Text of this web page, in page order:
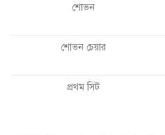
শোভন
শোভন চেয়ার
প্রথম সিট